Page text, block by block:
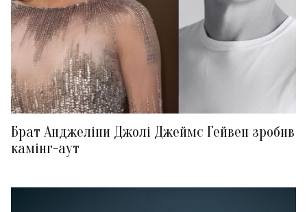
Брат Анджеліни Джолі Джеймс Гейвен зробив
камінг-аут